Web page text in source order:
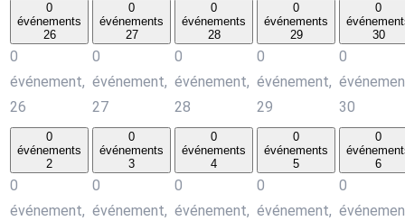
0
événements
26
0
événement,
26
0
événements
27
0
événement,
27
0
événements
28
0
événement,
28
0
événements
29
0
événement,
29
0
30
0
30
0
événements
2
0
événement,
0
événements
3
0
événement,
0
événements
4
0
événement,
0
événements
5
0
événement,
0
6
0